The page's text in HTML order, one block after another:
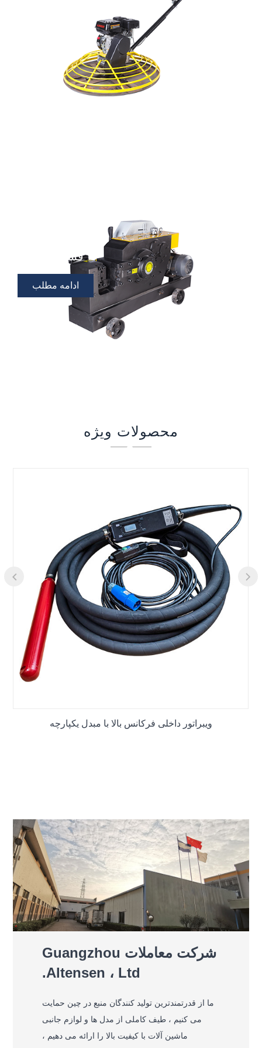
فشرده سازی
ادامه مطلب
محصولات ویژه
ویبراتور داخلی فرکانس بالا با مبدل یکپارچه
شرکت معاملات Guangzhou
Altensen ، Ltd.
ما از قدرتمندترین تولید کنندگان منبع در چین حمایت
می کنیم ، طیف کاملی از مدل ها و لوازم جانبی
ماشین آلات با کیفیت بالا را ارائه می دهیم ،